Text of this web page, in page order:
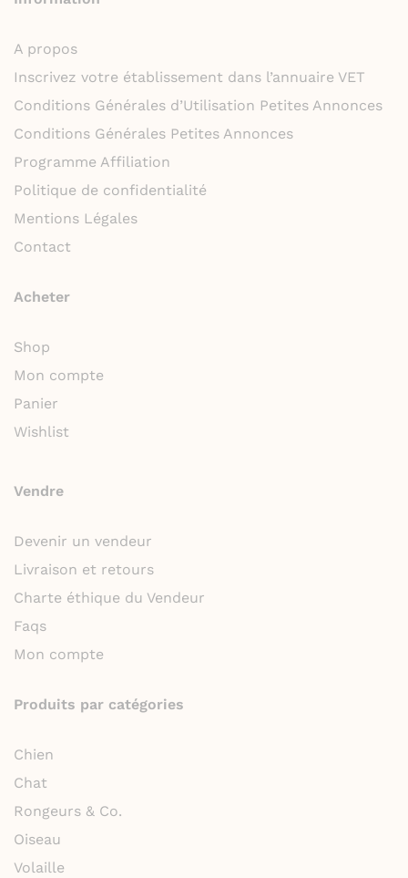
A propos
Inscrivez votre établissement dans l’annuaire VET
Conditions Générales d’Utilisation Petites Annonces
Conditions Générales Petites Annonces
Programme Affiliation
Politique de confidentialité
Mentions Légales
Contact
Acheter
Shop
Mon compte
Panier
Wishlist
Vendre
Devenir un vendeur
Livraison et retours
Charte éthique du Vendeur
Faqs
Mon compte
Produits par catégories
Chien
Chat
Rongeurs & Co.
Oiseau
Volaille